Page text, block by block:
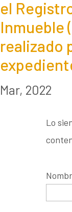
el
Inmueble
realizado
Mar, 2022
Lo